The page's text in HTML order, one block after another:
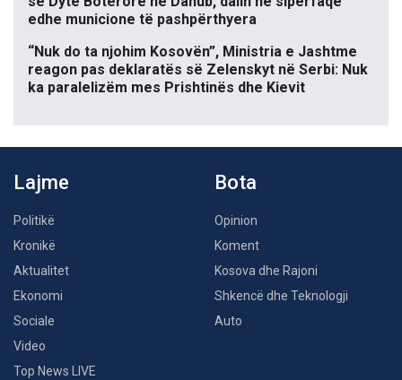
edhe municione të pashpërthyera
“Nuk do ta njohim Kosovën”, Ministria e Jashtme
reagon pas deklaratës së Zelenskyt në Serbi: Nuk
ka paralelizëm mes Prishtinës dhe Kievit
Lajme
Politikë
Kronikë
Aktualitet
Ekonomi
Sociale
Video
Top News LIVE
Bota
Opinion
Koment
Kosova dhe Rajoni
Shkencë dhe Teknologji
Auto